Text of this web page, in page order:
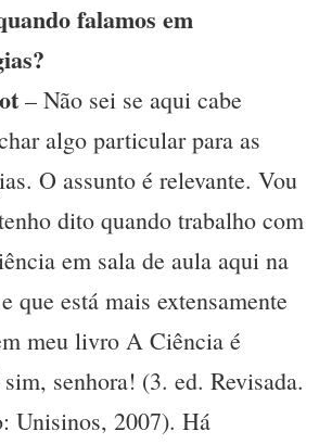
falamos em
– Não sei se aqui cabe
algo particular para as
O assunto é relevante. Vou
dito quando trabalho com
em sala de aula aqui na
que está mais extensamente
meu livro A Ciência é
senhora! (3. ed. Revisada.
Unisinos, 2007). Há